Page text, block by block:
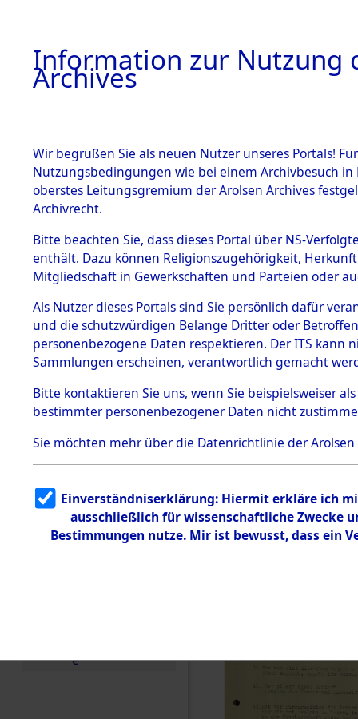
BESTÄNDE
1.
mente
5. Verschiedenes
5.3
Todesmärsche
5.3.1 Alliierte
Erhebungen
zu
Todesmärsch
en
5.3.2
g
5.3.3
Todesmärsch
e
von
Toter aus
Ort ihrer
0002
Information zur Nutzung
Archives
Wir begrüßen Sie als neuen Nutzer unseres Portals!
Nutzungsbedingungen wie bei einem Archivbesuch
oberstes Leitungsgremium der Arolsen Archives
Archivrecht.
Bitte beachten Sie, dass dieses Portal über NS-
enthält. Dazu können Religionszugehörigkeit,
Mitgliedschaft in Gewerkschaften und Parteien oder
Als Nutzer dieses Portals sind Sie persönlich dafür
und die schutzwürdigen Belange Dritter oder
personenbezogene Daten respektieren. Der ITS
Sammlungen erscheinen, verantwortlich gemacht
Bitte kontaktieren Sie uns, wenn Sie beispielsweiser
bestimmter personenbezogener Daten nicht
Sie möchten mehr über die Datenrichtlinie der Arolsen
Einverständniserklärung: Hiermit erkläre ich
ausschließlich für wissenschaftliche Zwecke
Bestimmungen nutze. Mir ist bewusst, dass ein